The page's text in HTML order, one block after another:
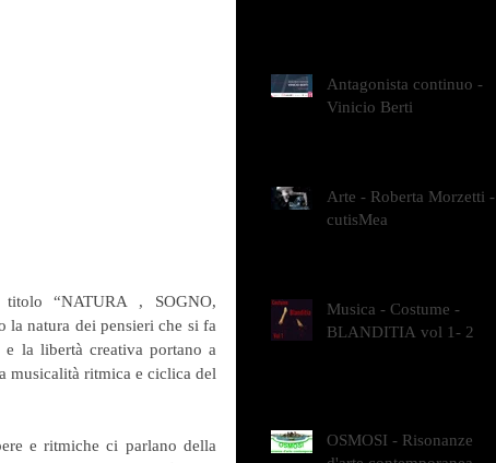
“NATURA , SOGNO,
la natura dei pensieri che si fa
la libertà creativa portano a
musicalità ritmica e ciclica del
e ritmiche ci parlano della
Antagonista continuo -
Vinicio Berti
Arte - Roberta Morzetti -
cutisMea
Musica - Costume -
BLANDITIA vol 1- 2
OSMOSI - Risonanze